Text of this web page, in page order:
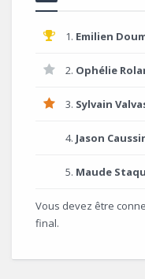
1. Emilien
2. Ophélie
3. Sylvain
4. Jason
5. Maude
Vous devez être
final.